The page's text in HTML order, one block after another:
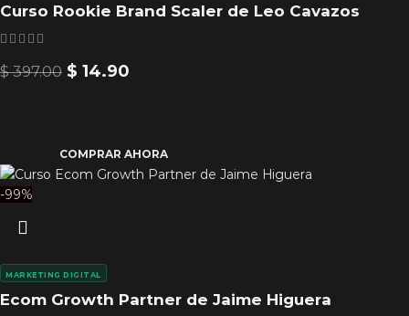
Curso Rookie Brand Scaler de Leo Cavazos
$397.00 $ 14.90
COMPRAR AHORA
-99%
Ecom Growth Partner de Jaime Higuera
MARKETING DIGITAL